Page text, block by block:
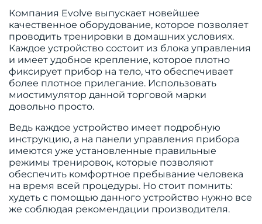
Компания Evolve выпускает новейшее
качественное оборудование, которое позволяет
проводить тренировки в домашних условиях.
Каждое устройство состоит из блока управления
и имеет удобное крепление, которое плотно
фиксирует прибор на тело, что обеспечивает
более плотное прилегание. Использовать
миостимулятор данной торговой марки
довольно просто.
Ведь каждое устройство имеет подробную
инструкцию, а на панели управления прибора
имеются уже установленные правильные
режимы тренировок, которые позволяют
обеспечить комфортное пребывание человека
на время всей процедуры. Но стоит помнить:
худеть с помощью данного устройство нужно все
же соблюдая рекомендации производителя.